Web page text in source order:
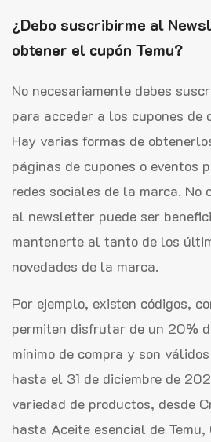
¿Debo suscribirme al
obtener el cupón Temu?
No necesariamente debes
para acceder a los cupones de
Hay varias formas de
páginas de cupones o eventos
redes sociales de la marca.
al newsletter puede ser
mantenerte al tanto de los
novedades de la marca.
Por ejemplo, existen códigos,
permiten disfrutar de un 20%
mínimo de compra y son
hasta el 31 de diciembre de
variedad de productos, desde
hasta Aceite esencial de